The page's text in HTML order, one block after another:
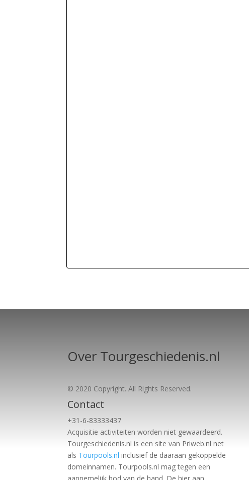
Over Tourgeschiedenis.nl
© 2020 Copyright. All Rights Reserved.
Contact
+31-6-83333437
Acquisitie activiteiten worden niet gewaardeerd.
Tourgeschiedenis.nl is een site van Priweb.nl net
als Tourpools.nl inclusief de daaraan gekoppelde
domeinnamen. Tourpools.nl mag tegen een
aannemelijk bod van de hand. De hier aan